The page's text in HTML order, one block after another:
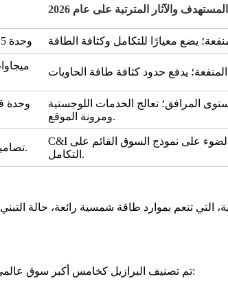
والآثار المترتبة على عام 2026
وحدة 5 ميجاوات ساعة، محول مدمج، خلية سعة 2.8 لتر، إدارة حرارية محسنة
المرافق؛ تعالج الخدمات اللوجستية
ومرونة الموقع.
.
C&I والمرافق؛ يسلط الضوء على نموذج السوق القائم على
التكامل.
التي تنعم بموارد طاقة شمسية رائعة، حالة
تم تصنيف البرازيل كخامس أكبر سوق عالمي. تشمل التطورات الرئيسية ما يلي: